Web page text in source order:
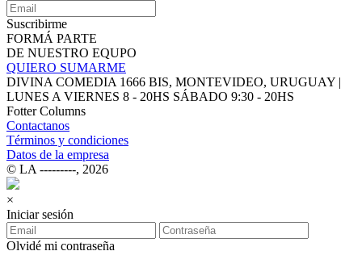
Suscribirme
FORMÁ PARTE
DE NUESTRO EQUPO
QUIERO SUMARME
DIVINA COMEDIA 1666 BIS, MONTEVIDEO, URUGUAY |
LUNES A VIERNES 8 - 20HS SÁBADO 9:30 - 20HS
Fotter Columns
Contactanos
Términos y condiciones
Datos de la empresa
© LA ‑‑‑‑‑‑‑‑‑, 2026
×
Iniciar sesión
Olvidé mi contraseña